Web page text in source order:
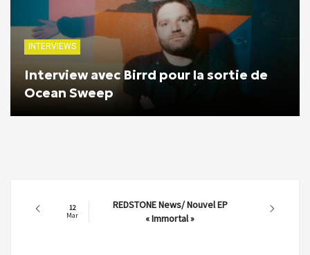
INTERVIEWS
Interview avec Birrd pour la sortie de
Ocean Sweep
12
Mar
REDSTONE News/ Nouvel EP
« Immortal »